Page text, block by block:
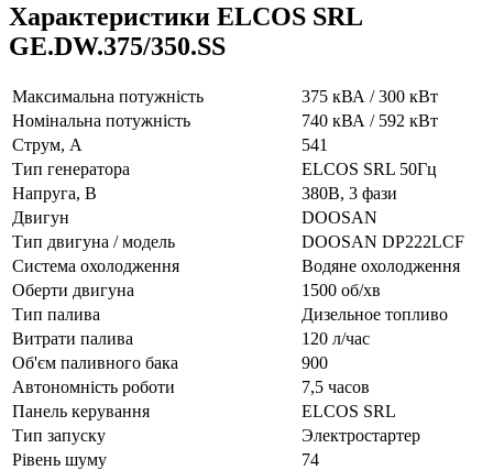
Характеристики ELCOS SRL
GE.DW.375/350.SS
Максимальна потужність
375 кВА / 300 кВт
Номінальна потужність
740 кВА / 592 кВт
Струм, А
541
Тип генератора
ELCOS SRL 50Гц
Напруга, В
380В, 3 фази
Двигун
DOOSAN
Тип двигуна / модель
DOOSAN DP222LCF
Система охолодження
Водяне охолодження
Оберти двигуна
1500 об/хв
Тип палива
Дизельное топливо
Витрати палива
120 л/час
Об'єм паливного бака
900
Автономність роботи
7,5 часов
Панель керування
ELCOS SRL
Тип запуску
Электростартер
Рівень шуму
74